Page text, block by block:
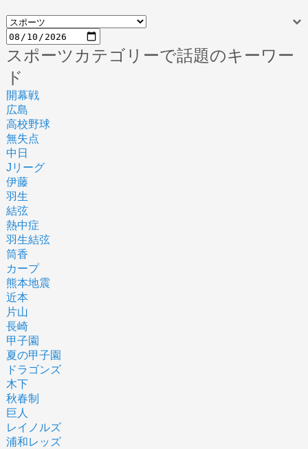
スポーツカテゴリーで話題のキーワー
ド
開幕戦
広島
高校野球
無失点
中日
Jリーグ
伊藤
羽生
結弦
熱中症
羽生結弦
筒香
カープ
熊本地震
近本
片山
長崎
甲子園
夏の甲子園
ドラゴンズ
木下
秋春制
巨人
レイノルズ
浦和レッズ